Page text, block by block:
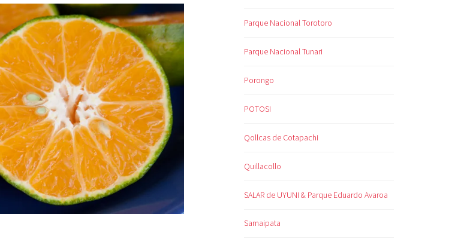
Parque Nacional Torotoro
Parque Nacional Tunari
Porongo
POTOSI
Qollcas de Cotapachi
Quillacollo
SALAR de UYUNI & Parque Eduardo Avaroa
Samaipata